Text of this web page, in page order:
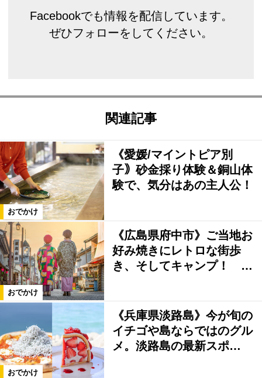
Facebookでも情報を配信しています。
ぜひフォローをしてください。
関連記事
おでかけ
《愛媛/マイントピア別
子｠砂金採り体験＆銅山体
験で、気分はあの主人公！
おでかけ
《広島県府中市》ご当地お
好み焼きにレトロな街歩
き、そしてキャンプ！ …
おでかけ
《兵庫県淡路島》今が旬の
イチゴや島ならではのグル
メ。淡路島の最新スポ…